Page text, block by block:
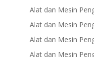
Alat dan Mesin
Alat dan Mesin
Alat dan Mesin
Alat dan Mesin